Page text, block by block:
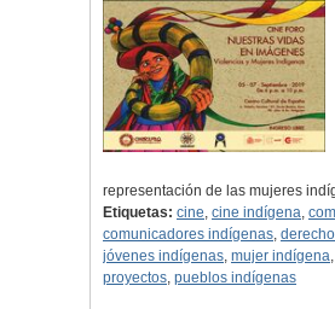
representación de las mujeres
Etiquetas: cine, cine indígena,
comunicadores indígenas,
jóvenes indígenas, mujer indígena,
proyectos, pueblos indígenas